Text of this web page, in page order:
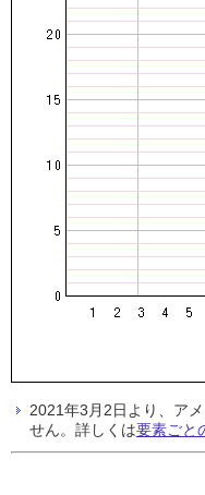
2021年3月2日より、ア
せん。詳しくは要素ごと